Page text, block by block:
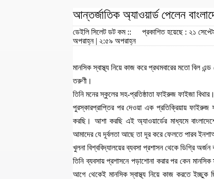
আন্তর্জাতিক অ্যাওয়ার্ড পেলেন
ডেইলি সিলেট ডট কম ::
প্রকাশিত হয়েছে : ২১
অপরাহ্ন | ২:৫৯ অপরাহ্ন
মানসিক স্বাস্থ্য নিয়ে কাজ করে প্রথমবারের মতো বিল
তরুণী।
তিনি মনের স্কুলের সহ-প্রতিষ্ঠাতা ফাইরুজ ফাইজা
পুরস্কারপ্রাপ্তির পর দেওয়া এক প্রতিক্রিয়ায় ফাইরুজ
করছি। আশা করছি এই অ্যাওয়ার্ডের মাধ্যমে
আমাদের যে দূর্বলতা আছে তা দূর করে ফেলতে পারব
খুলনা বিশ্ববিদ্যালয়ের ব্যবসা প্রশাসন থেকে ডিগ্রি অর্জন
তিনি ব্যবসায় প্রশাসনে পড়াশোনা করার পর কেন
আগে থেকেই মানসিক স্বাস্থ্য নিয়ে কাজ করতে